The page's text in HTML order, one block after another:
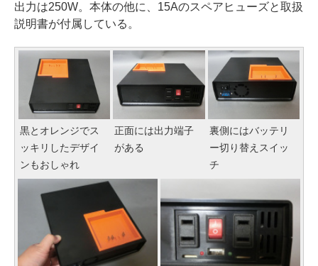
出力は250W。本体の他に、15Aのスペアヒューズと取扱
説明書が付属している。
黒とオレンジでス
ッキリしたデザイ
ンもおしゃれ
正面には出力端子
がある
裏側にはバッテリ
ー切り替えスイッ
チ